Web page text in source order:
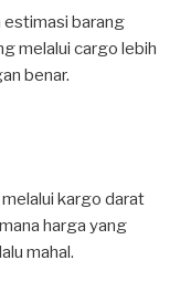
estimasi barang
melalui cargo lebih
benar.
kargo darat
harga yang
mahal.